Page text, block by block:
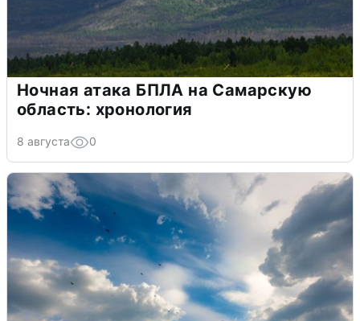
Ночная атака БПЛА на Самарскую
область: хронология
8 августа 0